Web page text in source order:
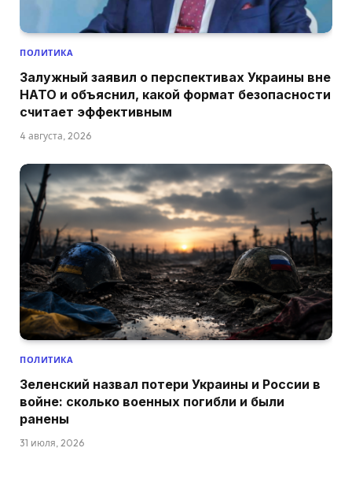
ПОЛИТИКА
Залужный заявил о перспективах Украины вне
НАТО и объяснил, какой формат безопасности
считает эффективным
4 августа, 2026
ПОЛИТИКА
Зеленский назвал потери Украины и России в
войне: сколько военных погибли и были
ранены
31 июля, 2026